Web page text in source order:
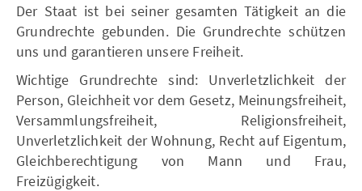
Der Staat ist bei seiner gesamten Tätigkeit an die
Grundrechte gebunden. Die Grundrechte schützen
uns und garantieren unsere Freiheit.
Wichtige Grundrechte sind: Unverletzlichkeit der
Person, Gleichheit vor dem Gesetz, Meinungsfreiheit,
Versammlungsfreiheit, Religionsfreiheit,
Unverletzlichkeit der Wohnung, Recht auf Eigentum,
Gleichberechtigung von Mann und Frau,
Freizügigkeit.